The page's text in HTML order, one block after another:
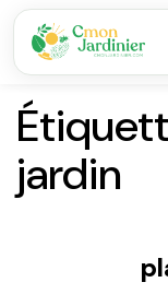
jardin